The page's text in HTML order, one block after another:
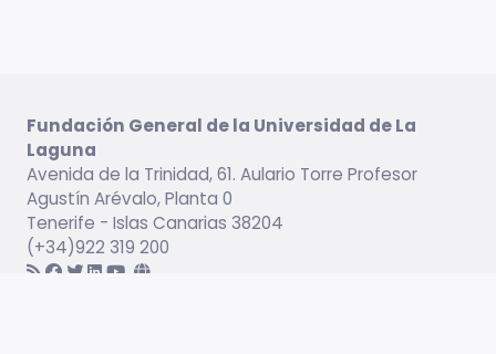
Fundación General de la Universidad de La
Laguna
Avenida de la Trinidad, 61. Aulario Torre Profesor
Agustín Arévalo, Planta 0
Tenerife - Islas Canarias 38204
(+34)922 319 200